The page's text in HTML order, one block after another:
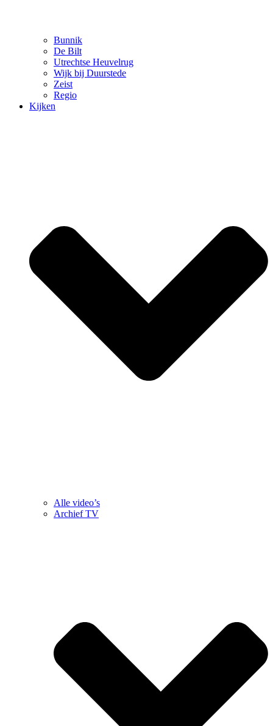
Bunnik
De Bilt
Utrechtse Heuvelrug
Wijk bij Duurstede
Zeist
Regio
Kijken
Alle video’s
Archief TV